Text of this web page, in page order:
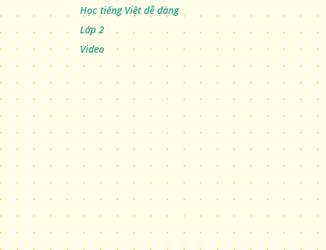
Học tiếng Việt dễ dàng
Lớp 2
Video